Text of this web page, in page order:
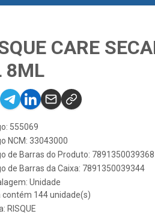
CARE
8ML
555069
NCM: 33043000
de Barras do Produto: 7891350039368
de Barras da Caixa: 7891350039344
Unidade
contém 144 unidade(s)
RISQUE